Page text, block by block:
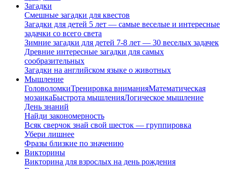
Загадки
Смешные загадки для квестов
Загадки для детей 5 лет — самые веселые и интересные
задачки со всего света
Зимние загадки для детей 7-8 лет — 30 веселых задачек
Древние интересные загадки для самых
сообразительных
Загадки на английском языке о животных
Мышление
ГоловоломкиТренировка вниманияМатематическая
мозаикаБыстрота мышленияЛогическое мышление
День знаний
Найди закономерность
Всяк сверчок знай свой шесток — группировка
Убери лишнее
Фразы близкие по значению
Викторины
Викторина для взрослых на день рождения